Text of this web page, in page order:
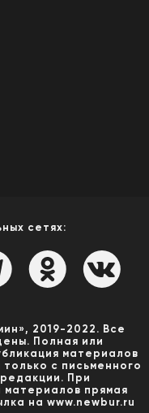
сетях:
2019-2022. Все
Полная или
материалов
с письменного
При
материалов прямая
на www.newbur.ru